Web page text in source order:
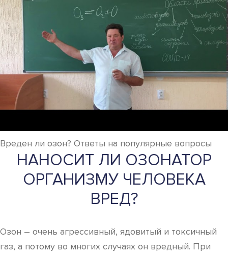
Вреден ли озон? Ответы на популярные вопросы
НАНОСИТ ЛИ ОЗОНАТОР
ОРГАНИЗМУ ЧЕЛОВЕКА
ВРЕД?
Озон – очень агрессивный, ядовитый и токсичный
газ, а потому во многих случаях он вредный. При